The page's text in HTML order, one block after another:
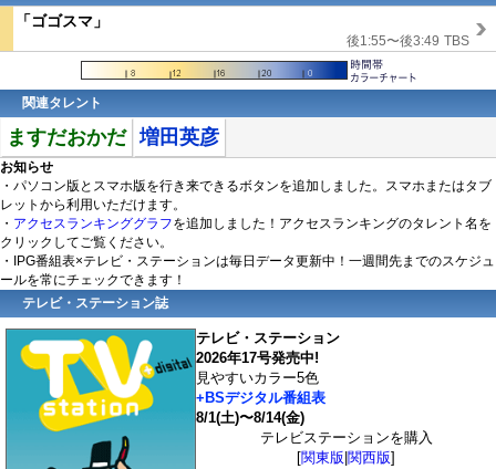
「ゴゴスマ」
後1:55〜後3:49 TBS
関連タレント
ますだおかだ 増田英彦
お知らせ
・パソコン版とスマホ版を行き来できるボタンを追加しました。スマホまたはタブ
レットから利用いただけます。
・ アクセスランキンググラフを追加しました！アクセスランキングのタレント名を
クリックしてご覧ください。
・IPG番組表×テレビ・ステーションは毎日データ更新中！一週間先までのスケジュ
ールを常にチェックできます！
テレビ・ステーション誌
テレビ・ステーション
2026年17号発売中!
見やすいカラー5色
+BSデジタル番組表
8/1(土)〜8/14(金)
テレビステーションを購入
[関東版 関西版]